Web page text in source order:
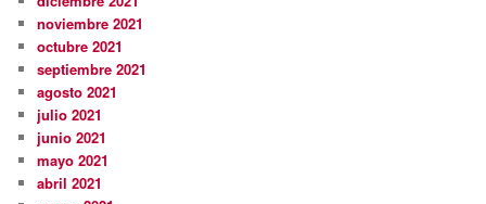
noviembre 2021
octubre 2021
septiembre 2021
agosto 2021
julio 2021
junio 2021
mayo 2021
abril 2021